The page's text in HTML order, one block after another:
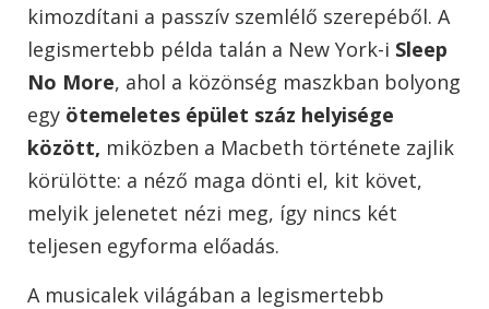
kimozdítani a passzív szemlélő szerepéből. A
legismertebb példa talán a New York-i Sleep
No More, ahol a közönség maszkban bolyong
egy ötemeletes épület száz helyisége
között, miközben a Macbeth története zajlik
körülötte: a néző maga dönti el, kit követ,
melyik jelenetet nézi meg, így nincs két
teljesen egyforma előadás.
A musicalek világában a legismertebb